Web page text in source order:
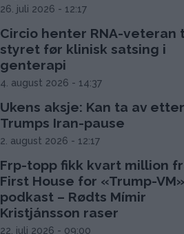
26. juli 2026 - 12:17
Circio henter RNA-veteran
styret før klinisk satsing i
genterapi
4. august 2026 - 14:37
Ukens aksje: Kan ta av etter
Trumps Iran-pause
2. august 2026 - 12:17
Frp-topp fikk kvart million
First House for «Trump-
podkast – Rødts Mímir
Kristjánsson raser
22. juli 2026 - 09:00